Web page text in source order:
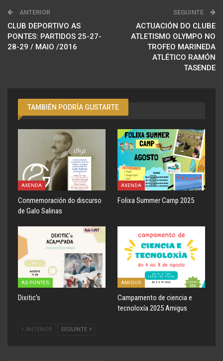
ANTERIOR
CLUB DEPORTIVO AS
PONTES: PARTIDOS 25-27-
28-29 / MAIO /2016
SEGUINTE
ACTUACIÓN DO CLUBE
ATLETISMO OLYMPO NO
TROFEO MARINEDA
ATLÉTICO RAMÓN
TASENDE
TAMBIÉN PODRÍA GUSTARTE
AXENDA
Conmemoración do discurso
de Galo Salinas
AXENDA
Folixa Summer Camp 2025
AS PONTES
Dixitic’s
AMIGUS
Campamento de ciencia e
tecnoloxía 2025 Amigus
ANTERIOR SEGUINTE